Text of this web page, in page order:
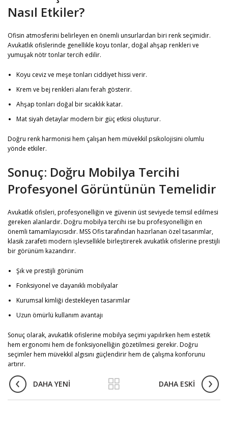
Nasıl Etkiler?
Ofisin atmosferini belirleyen en önemli unsurlardan biri renk seçimidir.
Avukatlık ofislerinde genellikle koyu tonlar, doğal ahşap renkleri ve
yumuşak nötr tonlar tercih edilir.
Koyu ceviz ve meşe tonları ciddiyet hissi verir.
Krem ve bej renkleri alanı ferah gösterir.
Ahşap tonları doğal bir sıcaklık katar.
Mat siyah detaylar modern bir güç etkisi oluşturur.
Doğru renk harmonisi hem çalışan hem müvekkil psikolojisini olumlu
yönde etkiler.
Sonuç: Doğru Mobilya Tercihi
Profesyonel Görüntünün Temelidir
Avukatlık ofisleri, profesyonelliğin ve güvenin üst seviyede temsil edilmesi
gereken alanlardır. Doğru mobilya tercihi ise bu profesyonelliğin en
önemli tamamlayıcısıdır. MSS Ofis tarafından hazırlanan özel tasarımlar,
klasik zarafeti modern işlevsellikle birleştirerek avukatlık ofislerine prestijli
bir görünüm kazandırır.
Şık ve prestijli görünüm
Fonksiyonel ve dayanıklı mobilyalar
Kurumsal kimliği destekleyen tasarımlar
Uzun ömürlü kullanım avantajı
Sonuç olarak, avukatlık ofislerine mobilya seçimi yapılırken hem estetik
hem ergonomi hem de fonksiyonelliğin gözetilmesi gerekir. Doğru
seçimler hem müvekkil algısını güçlendirir hem de çalışma konforunu
artırır.
DAHA YENI DAHA ESKI